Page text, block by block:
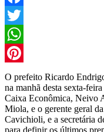
Facebook
Twitter
WhatsApp
Pinterest
O prefeito Ricardo
na manhã desta sexta-
Caixa Econômica, Neivo
Miola, e o gerente geral
Cavichioli, e a secretária
para definir os últimos